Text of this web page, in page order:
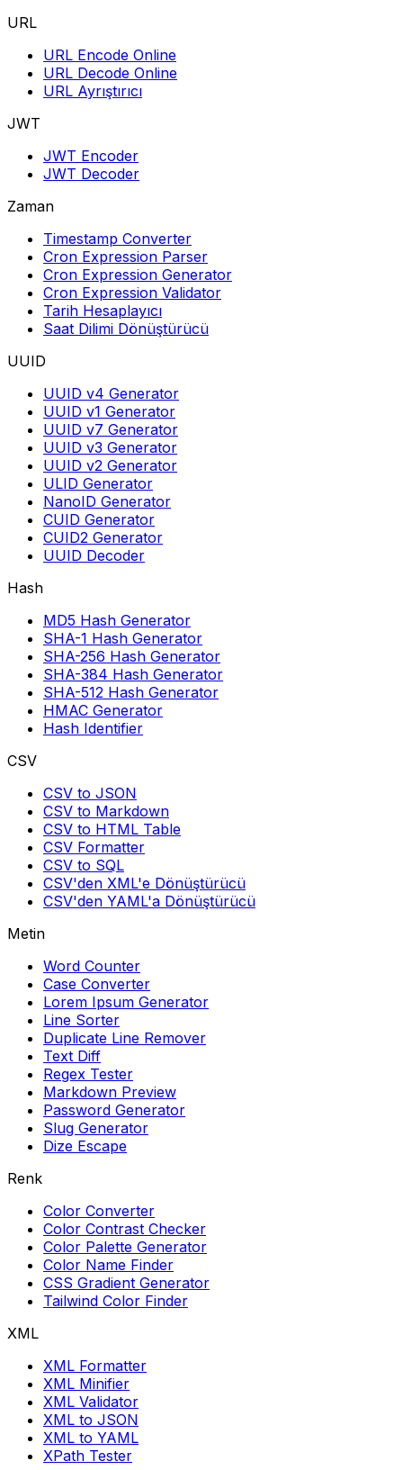
URL
URL Encode Online
URL Decode Online
URL Ayrıştırıcı
JWT
JWT Encoder
JWT Decoder
Zaman
Timestamp Converter
Cron Expression Parser
Cron Expression Generator
Cron Expression Validator
Tarih Hesaplayıcı
Saat Dilimi Dönüştürücü
UUID
UUID v4 Generator
UUID v1 Generator
UUID v7 Generator
UUID v3 Generator
UUID v2 Generator
ULID Generator
NanoID Generator
CUID Generator
CUID2 Generator
UUID Decoder
Hash
MD5 Hash Generator
SHA-1 Hash Generator
SHA-256 Hash Generator
SHA-384 Hash Generator
SHA-512 Hash Generator
HMAC Generator
Hash Identifier
CSV
CSV to JSON
CSV to Markdown
CSV to HTML Table
CSV Formatter
CSV to SQL
CSV'den XML'e Dönüştürücü
CSV'den YAML'a Dönüştürücü
Metin
Word Counter
Case Converter
Lorem Ipsum Generator
Line Sorter
Duplicate Line Remover
Text Diff
Regex Tester
Markdown Preview
Password Generator
Slug Generator
Dize Escape
Renk
Color Converter
Color Contrast Checker
Color Palette Generator
Color Name Finder
CSS Gradient Generator
Tailwind Color Finder
XML
XML Formatter
XML Minifier
XML Validator
XML to JSON
XML to YAML
XPath Tester